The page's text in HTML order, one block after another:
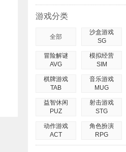
游戏分类
全部
沙盒游戏
SG
冒险解谜
AVG
模拟经营
SIM
棋牌游戏
TAB
音乐游戏
MUG
益智休闲
PUZ
射击游戏
STG
动作游戏
ACT
角色扮演
RPG